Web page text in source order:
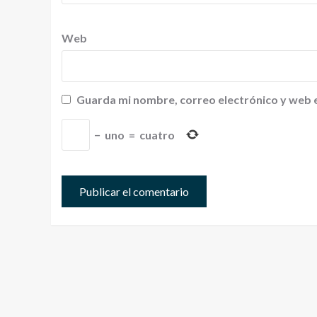
Web
Guarda mi nombre, correo electrónico y web
− uno = cuatro